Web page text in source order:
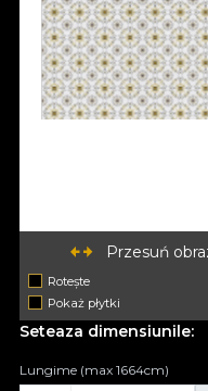
Przesuń
Rotește
Pokaż płytki
Seteaza dimensiunile:
Lungime (max 1664cm)